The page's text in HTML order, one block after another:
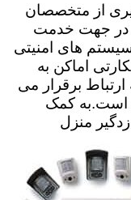
از متخصصان
سال سابقه در جهت خدمت
های امنیتی
اماکن به
برقرار می
است.به کمک
منزل